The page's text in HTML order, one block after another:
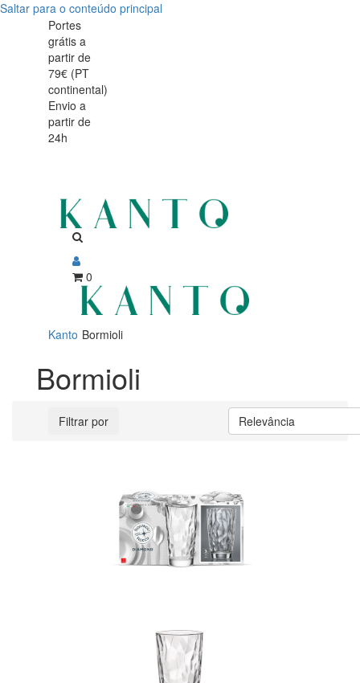
Saltar para o conteúdo principal
Bormioli
Rocco
Vidro
Italiano
Mesa,
Cozinha
Design
italiano
tradição
Portes
grátis a
partir de
79€ (PT
continental)
Envio a
partir de
24h
0
Kanto Bormioli
Bormioli
Filtrar por Relevância